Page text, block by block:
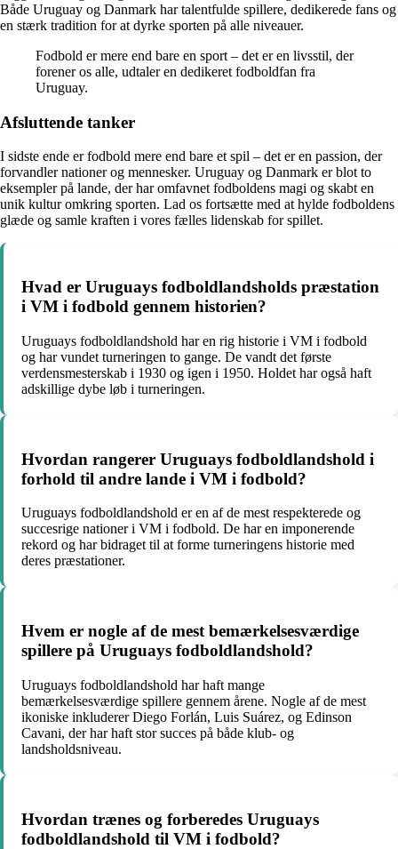
Både Uruguay og Danmark har talentfulde spillere, dedikerede fans og
en stærk tradition for at dyrke sporten på alle niveauer.
Fodbold er mere end bare en sport – det er en livsstil, der
forener os alle, udtaler en dedikeret fodboldfan fra
Uruguay.
Afsluttende tanker
I sidste ende er fodbold mere end bare et spil – det er en passion, der
forvandler nationer og mennesker. Uruguay og Danmark er blot to
eksempler på lande, der har omfavnet fodboldens magi og skabt en
unik kultur omkring sporten. Lad os fortsætte med at hylde fodboldens
glæde og samle kraften i vores fælles lidenskab for spillet.
Hvad er Uruguays fodboldlandsholds præstation
i VM i fodbold gennem historien?
Uruguays fodboldlandshold har en rig historie i VM i fodbold
og har vundet turneringen to gange. De vandt det første
verdensmesterskab i 1930 og igen i 1950. Holdet har også haft
adskillige dybe løb i turneringen.
Hvordan rangerer Uruguays fodboldlandshold i
forhold til andre lande i VM i fodbold?
Uruguays fodboldlandshold er en af de mest respekterede og
succesrige nationer i VM i fodbold. De har en imponerende
rekord og har bidraget til at forme turneringens historie med
deres præstationer.
Hvem er nogle af de mest bemærkelsesværdige
spillere på Uruguays fodboldlandshold?
Uruguays fodboldlandshold har haft mange
bemærkelsesværdige spillere gennem årene. Nogle af de mest
ikoniske inkluderer Diego Forlán, Luis Suárez, og Edinson
Cavani, der har haft stor succes på både klub- og
landsholdsniveau.
Hvordan trænes og forberedes Uruguays
fodboldlandshold til VM i fodbold?